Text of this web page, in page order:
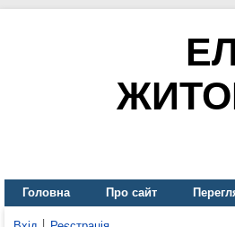
Головна Про сайт